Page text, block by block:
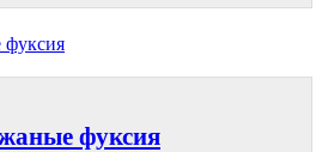
фуксия